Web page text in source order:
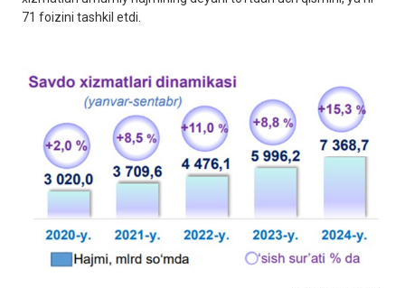
71 foizini tashkil etdi.